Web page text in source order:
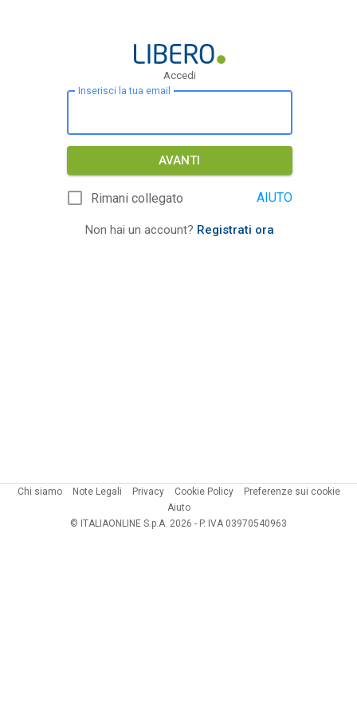
Accedi
Inserisci la tua email
AVANTI
Rimani collegato AIUTO
Non hai un account? Registrati ora
Chi siamo Note Legali Privacy Cookie Policy
Preferenze sui cookie
Aiuto
© ITALIAONLINE S.p.A. 2026 - P. IVA 03970540963